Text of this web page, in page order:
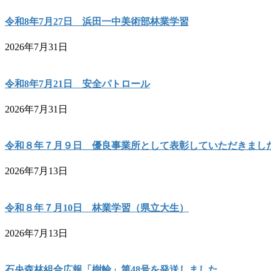
令和8年7月27日 浜田一中美術部林業学習
2026年7月31日
令和8年7月21日 安全パトロール
2026年7月31日
令和８年７月９日 優良事業所として表彰していただきまし
2026年7月13日
令和８年７月10日 林業学習（県立大生）
2026年7月13日